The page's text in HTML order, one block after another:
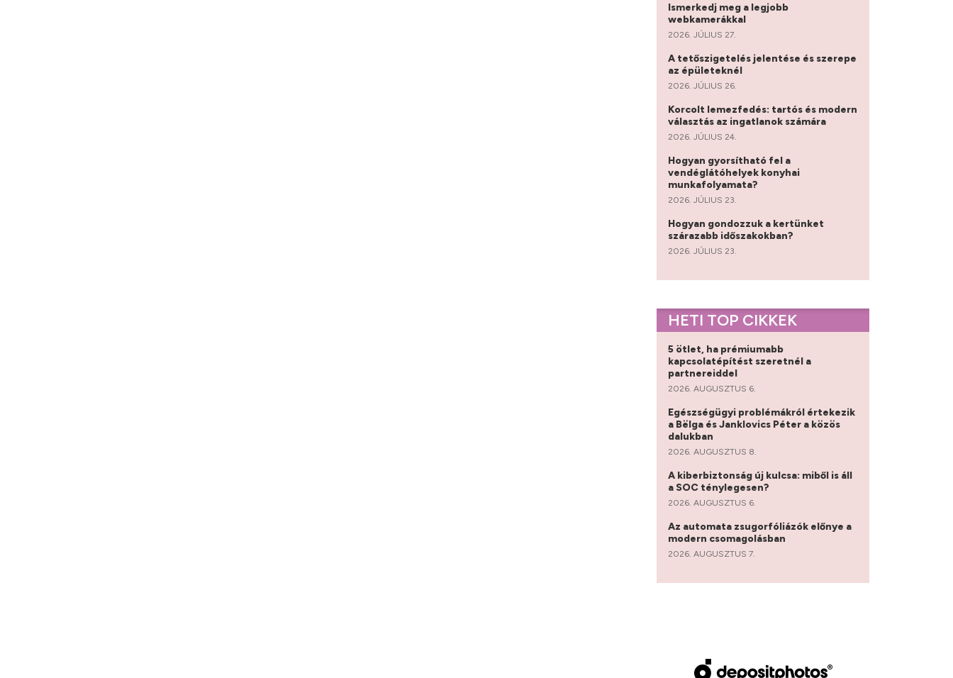
Ismerkedj meg a legjobb
webkamerákkal
2026. JÚLIUS 27.
A tetőszigetelés jelentése és szerepe
az épületeknél
2026. JÚLIUS 26.
Korcolt lemezfedés: tartós és modern
választás az ingatlanok számára
2026. JÚLIUS 24.
Hogyan gyorsítható fel a
vendéglátóhelyek konyhai
munkafolyamata?
2026. JÚLIUS 23.
Hogyan gondozzuk a kertünket
szárazabb időszakokban?
2026. JÚLIUS 23.
HETI TOP CIKKEK
5 ötlet, ha prémiumabb
kapcsolatépítést szeretnél a
partnereiddel
2026. AUGUSZTUS 6.
Egészségügyi problémákról értekezik
a Bëlga és Janklovics Péter a közös
dalukban
2026. AUGUSZTUS 8.
A kiberbiztonság új kulcsa: miből is áll
a SOC ténylegesen?
2026. AUGUSZTUS 6.
Az automata zsugorfóliázók előnye a
modern csomagolásban
2026. AUGUSZTUS 7.